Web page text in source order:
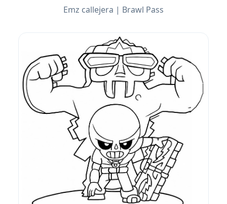
Emz callejera | Brawl Pass